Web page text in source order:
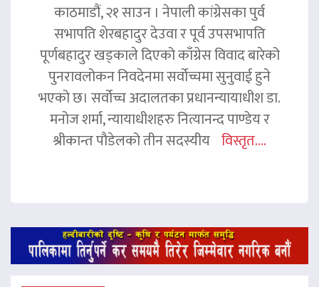
काठमाडौं, २१ साउन । नेपाली कांग्रेसका पुर्व
सभापति शेरबहादुर देउवा र पूर्व उपसभापति
पूर्णबहादुर खड्काले दिएको काँग्रेस विवाद बारेको
पुनरावलोकन निवदेनमा सर्वोच्चमा सुनुवाई हुने
भएको छ। सर्वोच्च अदालतका प्रधानन्यायाधीश डा.
मनोज शर्मा, न्यायाधीशहरु नित्यानन्द पाण्डेय र
श्रीकान्त पौडेलको तीन सदस्यीय विस्तृत....